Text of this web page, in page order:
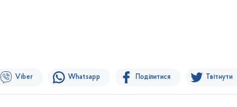
Viber Whatsapp Поділитися Твітнути